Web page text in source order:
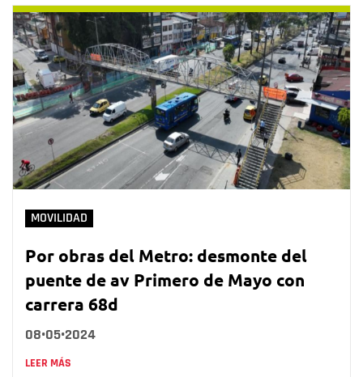
MOVILIDAD
Por obras del Metro: desmonte del
puente de av Primero de Mayo con
carrera 68d
08•05•2024
LEER MÁS